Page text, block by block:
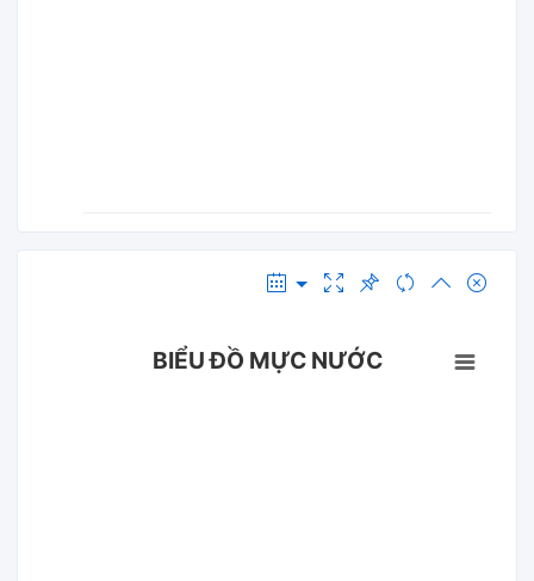
BIỂU ĐỒ MỰC NƯỚC